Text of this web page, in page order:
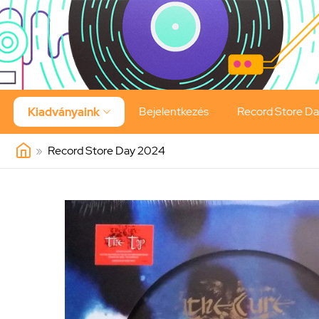
Kiadványaink  Bejelentkezés Record Store
» Record Store Day 2024